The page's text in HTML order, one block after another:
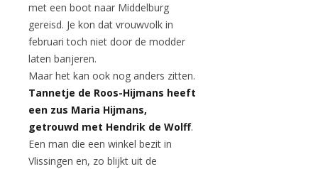
met een boot naar Middelburg
gereisd. Je kon dat vrouwvolk in
februari toch niet door de modder
laten banjeren.
Maar het kan ook nog anders zitten.
Tannetje de Roos-Hijmans heeft
een zus Maria Hijmans,
getrouwd met Hendrik de Wolff.
Een man die een winkel bezit in
Vlissingen en, zo blijkt uit de